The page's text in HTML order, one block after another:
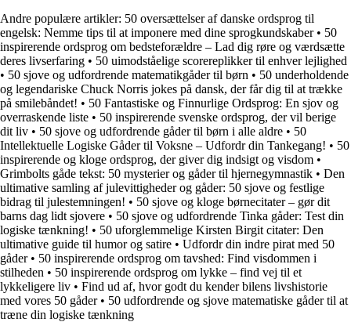
Andre populære artikler: 50 oversættelser af danske ordsprog til
engelsk: Nemme tips til at imponere med dine sprogkundskaber• 50
inspirerende ordsprog om bedsteforældre – Lad dig røre og værdsætte
deres livserfaring • 50 uimodståelige scorereplikker til enhver lejlighed
• 50 sjove og udfordrende matematikgåder til børn • 50 underholdende
og legendariske Chuck Norris jokes på dansk, der får dig til at trække
på smilebåndet! • 50 Fantastiske og Finnurlige Ordsprog: En sjov og
overraskende liste • 50 inspirerende svenske ordsprog, der vil berige
dit liv • 50 sjove og udfordrende gåder til børn i alle aldre • 50
Intellektuelle Logiske Gåder til Voksne – Udfordr din Tankegang! • 50
inspirerende og kloge ordsprog, der giver dig indsigt og visdom •
Grimbolts gåde tekst: 50 mysterier og gåder til hjernegymnastik • Den
ultimative samling af julevittigheder og gåder: 50 sjove og festlige
bidrag til julestemningen! • 50 sjove og kloge børnecitater – gør dit
barns dag lidt sjovere • 50 sjove og udfordrende Tinka gåder: Test din
logiske tænkning! • 50 uforglemmelige Kirsten Birgit citater: Den
ultimative guide til humor og satire • Udfordr din indre pirat med 50
gåder• 50 inspirerende ordsprog om tavshed: Find visdommen i
stilheden • 50 inspirerende ordsprog om lykke – find vej til et
lykkeligere liv • Find ud af, hvor godt du kender bilens livshistorie
med vores 50 gåder• 50 udfordrende og sjove matematiske gåder til at
træne din logiske tænkning